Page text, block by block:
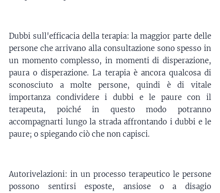
Dubbi sull'efficacia della terapia: la maggior parte delle
persone che arrivano alla consultazione sono spesso in
un momento complesso, in momenti di disperazione,
paura o disperazione. La terapia è ancora qualcosa di
sconosciuto a molte persone, quindi è di vitale
importanza condividere i dubbi e le paure con il
terapeuta, poiché in questo modo potranno
accompagnarti lungo la strada affrontando i dubbi e le
paure; o spiegando ciò che non capisci.
Autorivelazioni: in un processo terapeutico le persone
possono sentirsi esposte, ansiose o a disagio